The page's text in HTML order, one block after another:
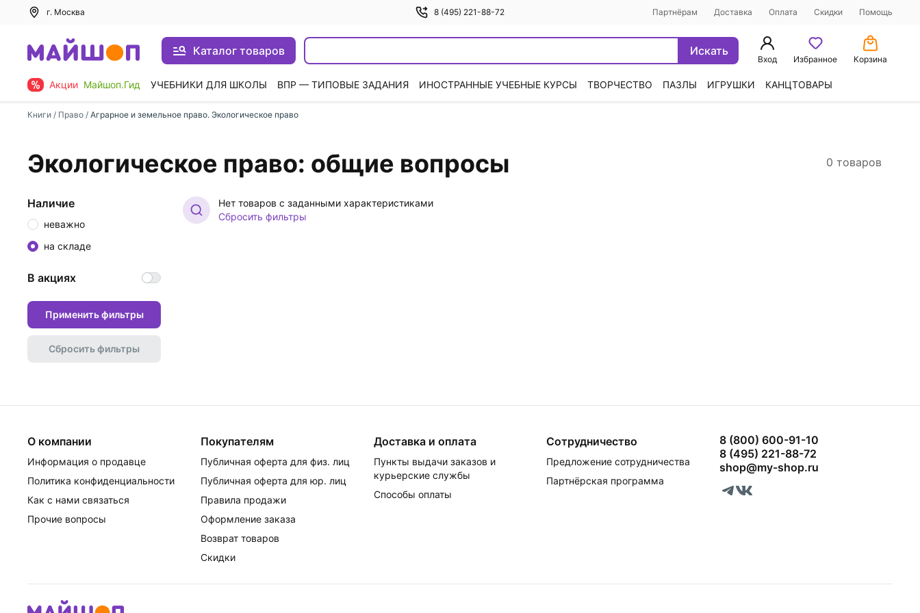
г. Москва 8 (495) 221-88-72 Партнёрам Доставка Оплата Скидки Помощь
Каталог товаров Искать
Вход Избранное Корзина
Акции Майшоп.Гид УЧЕБНИКИ ДЛЯ ШКОЛЫ ВПР — ТИПОВЫЕ ЗАДАНИЯ ИНОСТРАННЫЕ УЧЕБНЫЕ КУРСЫ ТВОРЧЕСТВО ПАЗЛЫ ИГРУШКИ КАНЦТОВАРЫ
Книги / Право / Аграрное и земельное право. Экологическое право
Экологическое право: общие вопросы 0 товаров
Нет товаров с заданными характеристиками
Сбросить фильтры
Наличие
неважно
на складе
В акциях
Применить фильтры
Сбросить фильтры
О компании
Информация о продавце
Политика конфиденциальности
Как с нами связаться
Прочие вопросы
Покупателям
Публичная оферта для физ. лиц
Публичная оферта для юр. лиц
Правила продажи
Оформление заказа
Возврат товаров
Скидки
Доставка и оплата
Пункты выдачи заказов и
курьерские службы
Способы оплаты
Сотрудничество
Предложение сотрудничества
Партнёрская программа
8 (800) 600-91-10
8 (495) 221-88-72
shop@my-shop.ru